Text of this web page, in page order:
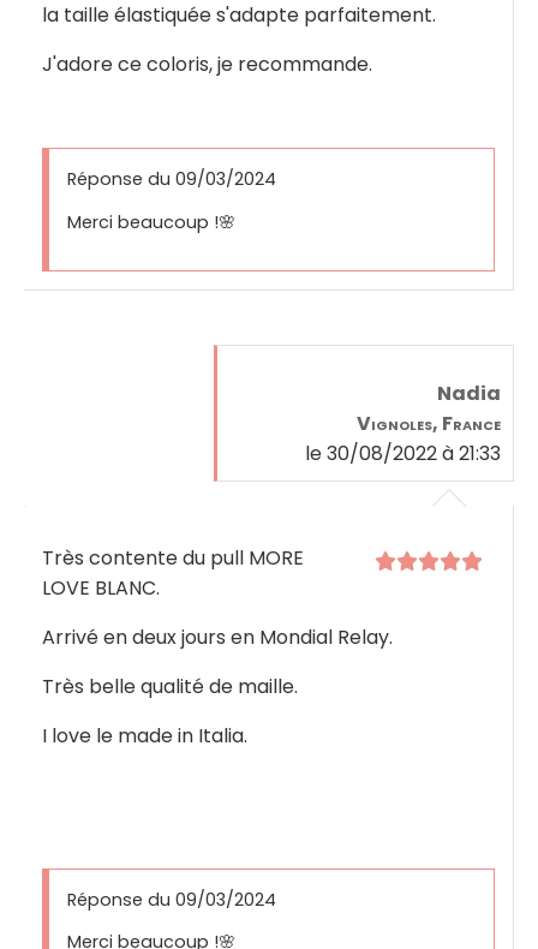
la taille élastiquée s'adapte parfaitement.
J'adore ce coloris, je recommande.
Réponse du 09/03/2024
Merci beaucoup !🌸
Nadia
Vignoles, France
le 30/08/2022 à 21:33
Très contente du pull MORE
LOVE BLANC.
Arrivé en deux jours en Mondial Relay.
Très belle qualité de maille.
I love le made in Italia.
Réponse du 09/03/2024
Merci beaucoup !🌸